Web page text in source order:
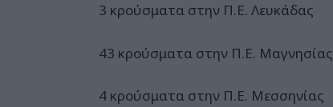
3 κρούσματα στην Π.Ε. Λευκάδας
43 κρούσματα στην Π.Ε. Μαγνησίας
4 κρούσματα στην Π.Ε. Μεσσηνίας